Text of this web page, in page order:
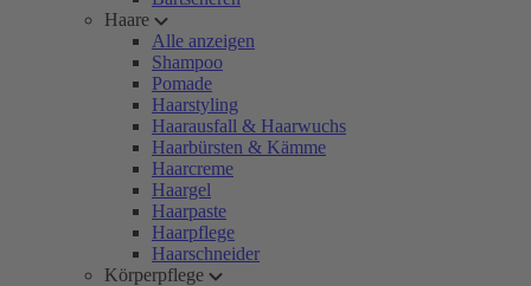
Haare
Alle anzeigen
Shampoo
Pomade
Haarstyling
Haarausfall & Haarwuchs
Haarbürsten & Kämme
Haarcreme
Haargel
Haarpaste
Haarpflege
Haarschneider
Körperpflege